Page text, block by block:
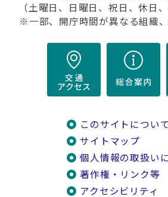
（土曜日、日曜日、祝日、休日
※一部、開庁時間が異なる組織、
このサイトについて
サイトマップ
個人情報の取扱い
著作権・リンク等
アクセシビリティ